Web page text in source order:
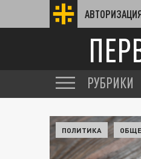
РУБРИКИ
ПОЛИТИКА